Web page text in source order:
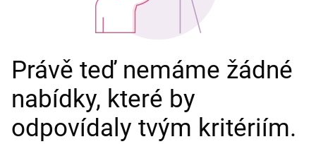
Právě teď nemáme žádné
nabídky, které by
odpovídaly tvým kritériím.